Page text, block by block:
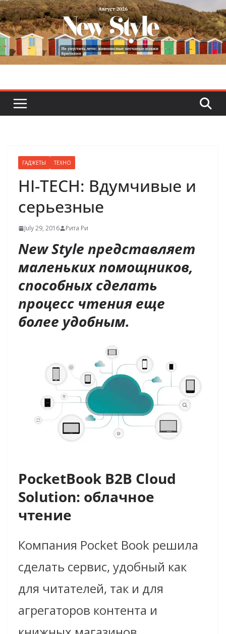
Skip
to
content
ГАДЖЕТЫ ТЕХНО
HI-TECH: Вдумчивые и
серьезные
July 29, 2016 Рита Ри
New Style представляет
маленьких помощников,
способных сделать
процесс чтения еще
более удобным.
PocketBook B2B Cloud
Solution: облачное
чтение
Компания Pocket Book решила
сделать сервис, удобный как
для читателей, так и для
агрегаторов контента и